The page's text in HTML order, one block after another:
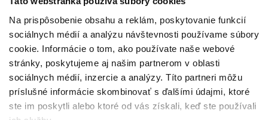
Na prispôsobenie obsahu a reklám, poskytovanie funkcií
sociálnych médií a analýzu návštevnosti používame súbory
cookie. Informácie o tom, ako používate naše webové
stránky, poskytujeme aj našim partnerom v oblasti
sociálnych médií, inzercie a analýzy. Títo partneri môžu
príslušné informácie skombinovať s ďalšími údajmi, ktoré
ste im poskytli alebo ktoré od vás získali, keď ste používali